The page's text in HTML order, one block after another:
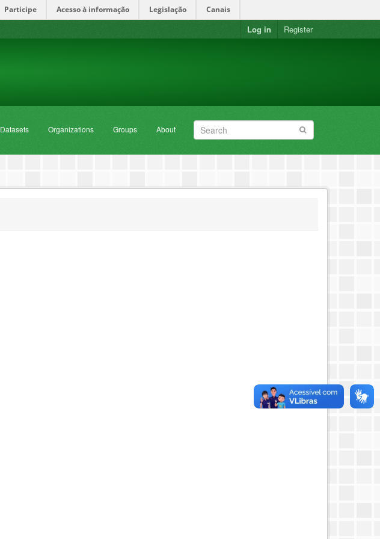
Participe Acesso à informação Legislação Canais
Log in Register
Datasets Organizations Groups About